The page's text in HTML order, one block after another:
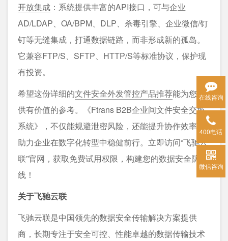
开放集成 ：系统提供丰富的API接口，可与企业
AD/LDAP、OA/BPM、DLP、杀毒引擎、企业微信/钉
钉等无缝集成，打通数据链路，而非形成新的孤岛。
它兼容FTP/S、SFTP、HTTP/S等标准协议，保护现
有投资。
希望这份详细的文件安全外发管控产品推荐能为您提
供有价值的参考。《Ftrans B2B企业间文件安全交换
系统》，不仅能规避泄密风险，还能提升协作效率，
助力企业在数字化转型中稳健前行。立即访问“飞驰云
联”官网，获取免费试用权限，构建您的数据安全防
线！
关于飞驰云联
飞驰云联是中国领先的数据安全传输解决方案提供
商，长期专注于安全可控、性能卓越的数据传输技术
在线咨询
400电话
微信咨询